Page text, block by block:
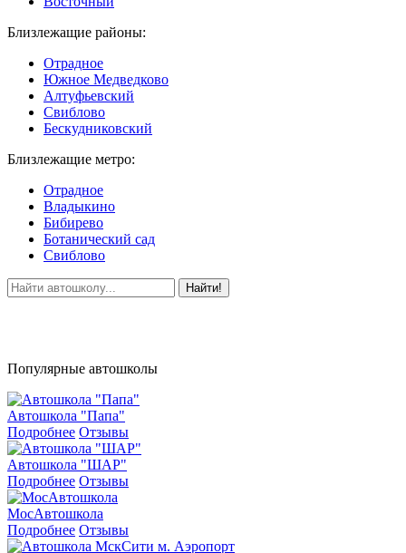
Близлежащие районы:
Отрадное
Южное Медведково
Алтуфьевский
Свиблово
Бескудниковский
Близлежащие метро:
Отрадное
Владыкино
Бибирево
Ботанический сад
Свиблово
Найти!
Популярные автошколы
Автошкола "Папа"
Подробнее Отзывы
Автошкола "ШАР"
Подробнее Отзывы
МосАвтошкола
Подробнее Отзывы